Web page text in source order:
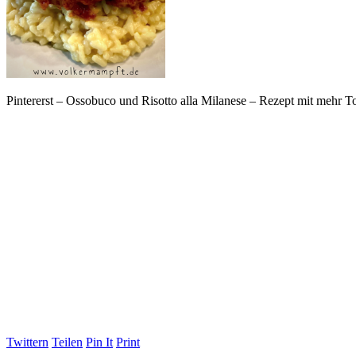
Pintererst – Ossobuco und Risotto alla Milanese – Rezept mit mehr
Twittern Teilen Pin It Print